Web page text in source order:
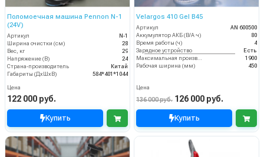
Поломоечная машина Pennon N-1
(24V)
Артикул
N-1
Ширина очистки (см)
28
Вес, кг
29
Напряжение (В)
24
Страна-производитель
Китай
Габариты (ДхШхВ)
584*401*1044
Цена
122 000 руб.
Купить
Velargos 410 Gel B45
Артикул
AN 600500
Аккумулятор АКБ (В/А·ч)
80
Время работы (ч)
4
Зарядное устройство
Есть
Максимальная производительность (кв.м/час)
1900
Рабочая ширина (мм)
450
Цена
136 000 руб. 126 000 руб.
Купить